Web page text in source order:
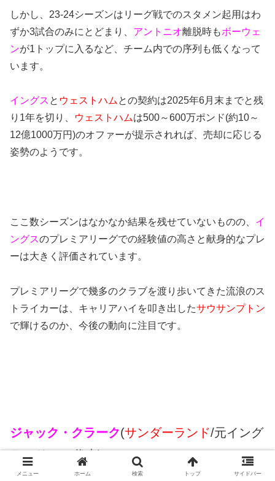
しかし、23-24シーズンはリーグ戦でのスタメン起用はわ
ずか3試合のみにとどまり、 アントニオ離脱時もボーウェ
ンが1トップに入るなど、チーム内での序列も低くなって
います。
イングス と ウェストハムとの契約は2025年6月末までと残
り1年を切り、
ウェストハムは500～600万ポンド(約10～
12億1000万円)のオファーが提示されれば、売却に応じる
姿勢のようです。
ここ数シーズンはなかなか結果を残せていないものの、 イ
ングスのプレミアリーグでの経験値の高さと献身的なプレ
ーは大きく評価されています。
プレミアリーグで幾多のクラブを渡り歩いてきた流浪のス
トライカーは、キャリアハイを叩き出したサウサンプトン
で輝けるのか、今後の動向に注目です。
ジャック・クラーク(サンダーランド/元イング
ランドU-20代表)
メニュー ホーム 検索 トップ サイドバー